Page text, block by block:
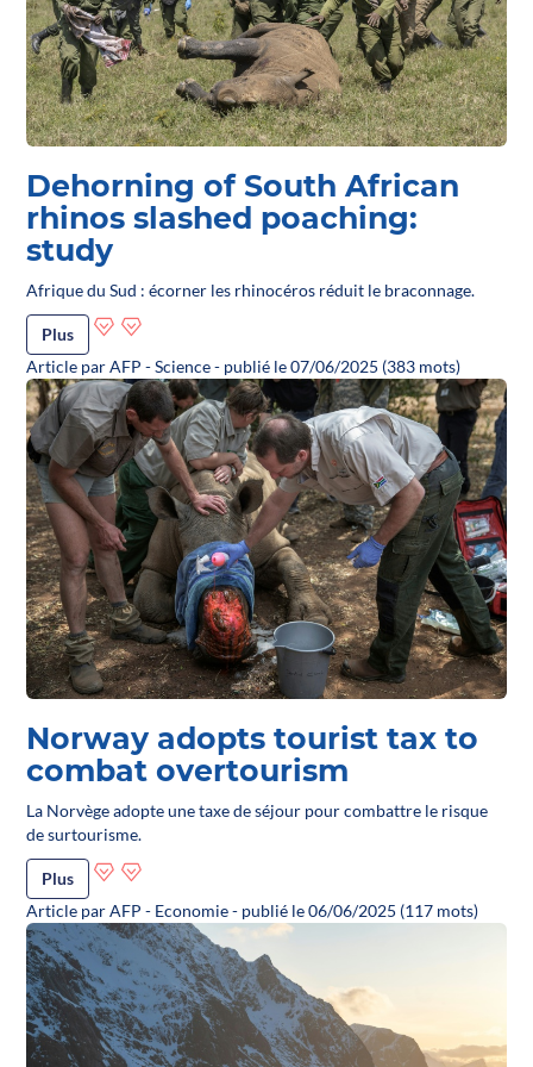
Dehorning of South African
rhinos slashed poaching:
study
Afrique du Sud : écorner les rhinocéros réduit le braconnage.
Plus
Article par AFP - Science - publié le 07/06/2025 (383 mots)
Norway adopts tourist tax to
combat overtourism
La Norvège adopte une taxe de séjour pour combattre le risque
de surtourisme.
Plus
Article par AFP - Economie - publié le 06/06/2025 (117 mots)